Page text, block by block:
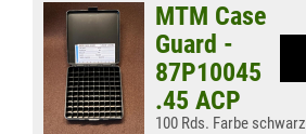
MTM Case
Guard -
87P10045
.45 ACP
100 Rds. Farbe schwarz